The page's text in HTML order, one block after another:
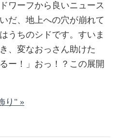
ワーフから良いニュース
だ、地上への穴が崩れて
うちのシドです。すいま
、変なおっさん助けた
ー！」おっ！？この展開
り" »